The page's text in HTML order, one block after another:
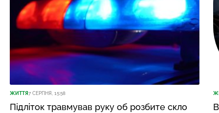
ЖИТТЯ7 СЕРПНЯ, 15:58
Підліток травмував руку об розбите скло